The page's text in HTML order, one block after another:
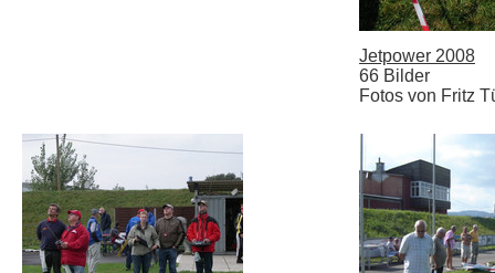
Jetpower 2008
66 Bilder
Fotos von Fritz